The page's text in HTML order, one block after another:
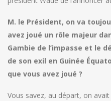
M. le Président, on va
avez joué un rôle majeur
Gambie de l’impasse et le
de son exil en Guinée
que vous avez joué ?
Vous savez, au départ, on